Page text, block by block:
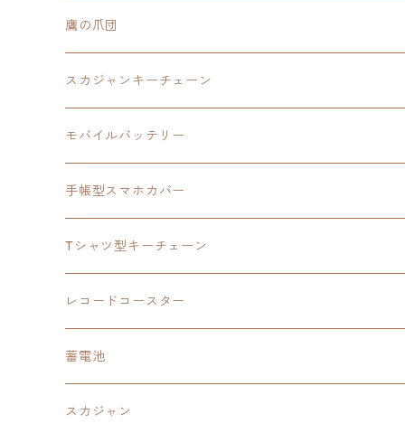
スカジャンキーチェーン
スカジャン
シャツ
イースⅧ
モバイルバッテリー
手帳型スマホカバー
東亰ザナドゥ
閃の軌跡Ⅲ
モバイルバッテリー
手帳型スマホカバー
閃の軌跡Ⅳ
手帳型スマホカバー
モバイルバッテリー
軌跡シリーズ
トランプ
カーマグネット
閃の軌跡Ⅱ
トランプ
イースⅨ
手帳型スマホカバー
零の軌跡：改
鷹の爪団
モバイルバッテリー
手帳型スマホカバー
スカジャンキーチェーン
ウルトラマンシリーズ
日本ファルコム
閃の軌跡Ⅲ
軌跡シリーズ
モバイルバッテリー
ウルトラマン
鷹の爪
イースⅧ
東亰ザナドゥ
阪神タイガース
手帳型スマホカバー
鷹の爪団
イースⅧ
閃の軌跡Ⅲ
閃の軌跡Ⅳ
Tシャツ型キーチェーン
日本ファルコム
閃の軌跡Ⅲ
レコードコースター
日本ファルコム
閃の軌跡
蓄電池
スカジャン